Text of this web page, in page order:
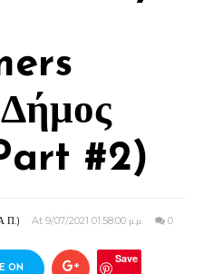
#2)
Π.) At 9/07/2021 01:58:00 μ.μ. 0
ON
Save